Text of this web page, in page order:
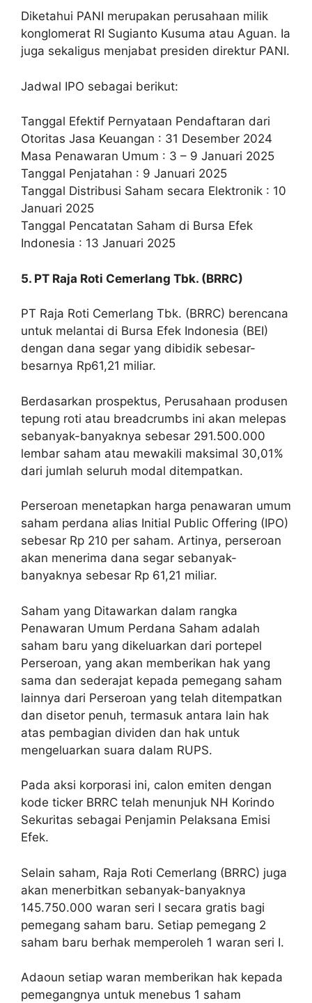
Diketahui PANI merupakan perusahaan milik
konglomerat RI Sugianto Kusuma atau Aguan. Ia
juga sekaligus menjabat presiden direktur PANI.
Jadwal IPO sebagai berikut:
Tanggal Efektif Pernyataan Pendaftaran dari
Otoritas Jasa Keuangan : 31 Desember 2024
Masa Penawaran Umum : 3 – 9 Januari 2025
Tanggal Penjatahan : 9 Januari 2025
Tanggal Distribusi Saham secara Elektronik : 10
Januari 2025
Tanggal Pencatatan Saham di Bursa Efek
Indonesia : 13 Januari 2025
5. PT Raja Roti Cemerlang Tbk. (BRRC)
PT Raja Roti Cemerlang Tbk. (BRRC) berencana
untuk melantai di Bursa Efek Indonesia (BEI)
dengan dana segar yang dibidik sebesar-
besarnya Rp61,21 miliar.
Berdasarkan prospektus, Perusahaan produsen
tepung roti atau breadcrumbs ini akan melepas
sebanyak-banyaknya sebesar 291.500.000
lembar saham atau mewakili maksimal 30,01%
dari jumlah seluruh modal ditempatkan.
Perseroan menetapkan harga penawaran umum
saham perdana alias Initial Public Offering (IPO)
sebesar Rp 210 per saham. Artinya, perseroan
akan menerima dana segar sebanyak-
banyaknya sebesar Rp 61,21 miliar.
Saham yang Ditawarkan dalam rangka
Penawaran Umum Perdana Saham adalah
saham baru yang dikeluarkan dari portepel
Perseroan, yang akan memberikan hak yang
sama dan sederajat kepada pemegang saham
lainnya dari Perseroan yang telah ditempatkan
dan disetor penuh, termasuk antara lain hak
atas pembagian dividen dan hak untuk
mengeluarkan suara dalam RUPS.
Pada aksi korporasi ini, calon emiten dengan
kode ticker BRRC telah menunjuk NH Korindo
Sekuritas sebagai Penjamin Pelaksana Emisi
Efek.
Selain saham, Raja Roti Cemerlang (BRRC) juga
akan menerbitkan sebanyak-banyaknya
145.750.000 waran seri I secara gratis bagi
pemegang saham baru. Setiap pemegang 2
saham baru berhak memperoleh 1 waran seri I.
Adaoun setiap waran memberikan hak kepada
pemegangnya untuk menebus 1 saham